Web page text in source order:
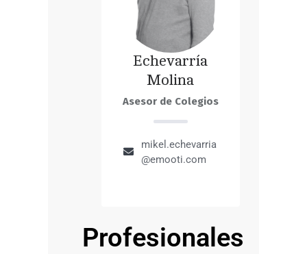
Echevarría
Molina
Asesor de Colegios
mikel.echevarria
@emooti.com
Profesionales